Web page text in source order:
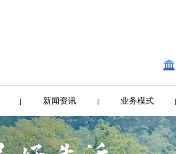
新闻资讯 业务模式